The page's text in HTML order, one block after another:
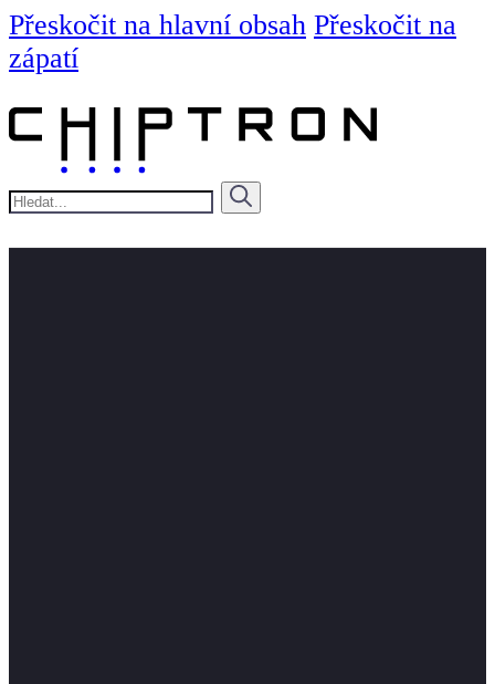
Přeskočit na hlavní obsah Přeskočit na
zápatí
Hledat